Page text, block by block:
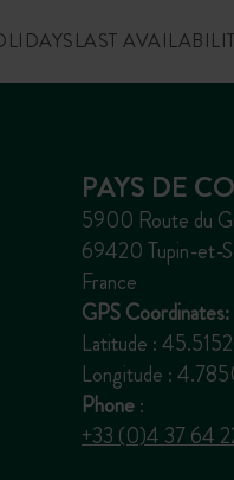
LAST
PAYS DE
5900 Route du
69420 Tupin-et-
France
GPS Coordinates:
Latitude :
Longitude :
Phone:
+33 (0)4 37 64